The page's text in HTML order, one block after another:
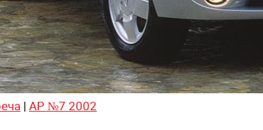
| АР №7 2002